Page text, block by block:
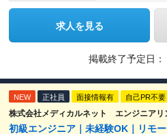
求人を見る
掲載終了予定日：
NEW 正社員 面接情報有 自己PR不要
株式会社メディカルネット エンジニアリ
初級エンジニア｜未経験OK｜リモ